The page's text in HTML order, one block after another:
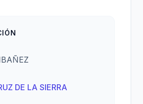
DE LA SIERRA